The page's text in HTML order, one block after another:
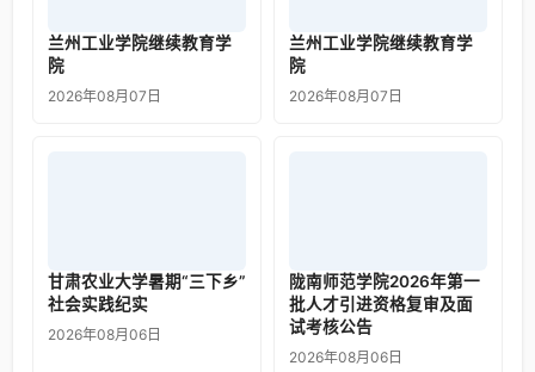
兰州工业学院继续教育学
院
2026年08月07日
兰州工业学院继续教育学
院
2026年08月07日
甘肃农业大学暑期“三下乡”
社会实践纪实
2026年08月06日
陇南师范学院2026年第一
批人才引进资格复审及面
试考核公告
2026年08月06日